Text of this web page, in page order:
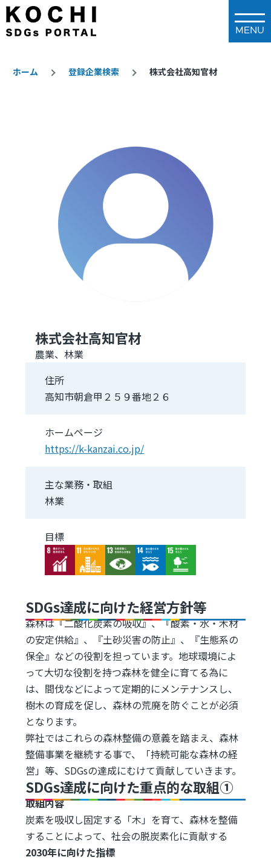
メインコンテンツに移動
ホーム 登録企業検索 株式会社高知官材
株式会社高知官材
農業、林業
住所
高知市朝倉甲２５９番地２６
ホームページ
https://k-kanzai.co.jp/
主な業務・取組
林業
目標
Image Image Image Image Image
SDGs達成に向けた経営方針等
森林は『二酸化炭素の吸収』、『酸素・水・木材
の安定供給』、『土砂災害の防止』、『生態系の
保全』などの役割を担っています。地球環境によ
って大切な役割を持つ森林を健全に育てる為に
は、間伐などによって定期的にメンテナンスし、
樹木の育成を促し、森林の荒廃を防ぐことが必須
となります。
弊社ではこれらの森林整備の意義を踏まえ、森林
整備事業を継続する事で、「持続可能な森林の経
営」等、SDGsの達成にむけて貢献していきます。
SDGs達成に向けた重点的な取組①
取組内容
炭素を吸収し固定する「木」を育て、森林を整備
することによって、社会の脱炭素化に貢献する
2030年に向けた指標